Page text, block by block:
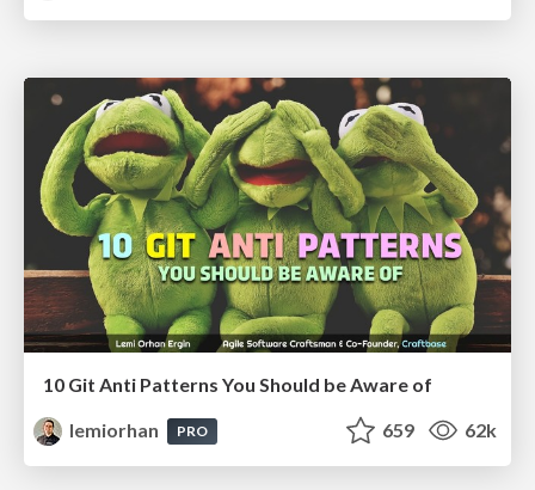
10 Git Anti Patterns You Should be Aware of
lemiorhan
PRO 659 62k